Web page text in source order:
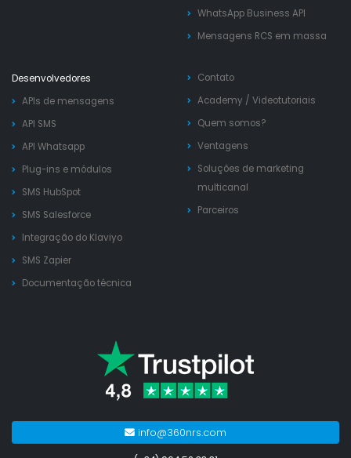
WhatsApp Business API
Mensagens RCS em massa
Desenvolvedores
APIs de mensagens
API SMS
API Whatsapp
Plug-ins e módulos
SMS HubSpot
SMS Salesforce
Integração do Klaviyo
SMS Zapier
Documentação técnica
Contato
Academy / Videotutoriais
Quem somos?
Ventagens
Soluções de marketing
multicanal
Parceiros
info@360nrs.com